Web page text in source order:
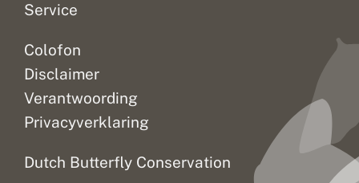
Service
Colofon
Disclaimer
Verantwoording
Privacyverklaring
Dutch Butterfly Conservation